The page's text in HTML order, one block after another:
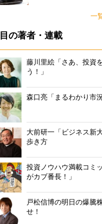
一
の著者・連載
藤川里絵「さあ、投資
う！」
森口亮「まるわかり市況
大前研一「ビジネス新
歩き方
投資ノウハウ満載コミ
がカブ番長！」
戸松信博の明日の爆騰
せ！